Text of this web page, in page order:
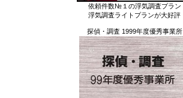
依頼件数№１の浮気調査プラン
浮気調査ライトプランが大好評
探偵・調査 1999年度優秀事業所